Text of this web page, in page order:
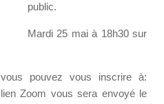
public.
Mardi 25 mai à 18h30 sur
pouvez vous inscrire à:
Zoom vous sera envoyé le